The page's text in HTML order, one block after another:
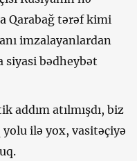
Qarabağ tərəf kimi
imzalayanlardan
siyasi bədheybət
addım atılmışdı, biz
yolu ilə yox, vasitəçiyə